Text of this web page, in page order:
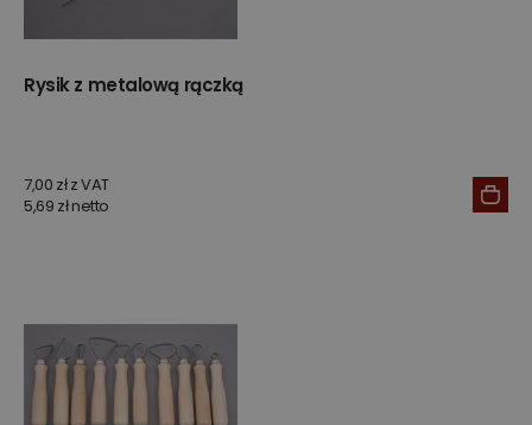
Rysik z metalową rączką
7,00 zł z VAT
5,69 zł netto